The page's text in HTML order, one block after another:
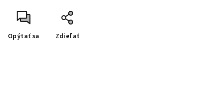
Opýtať sa Zdieľať